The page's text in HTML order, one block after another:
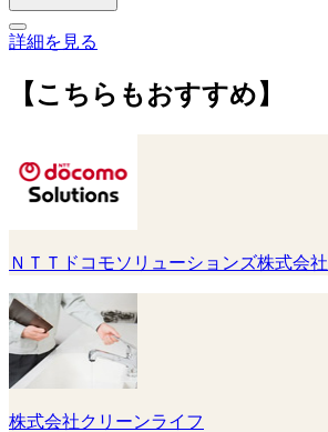
詳細を見る
【こちらもおすすめ】
ＮＴＴドコモソリューションズ株式会社
株式会社クリーンライフ